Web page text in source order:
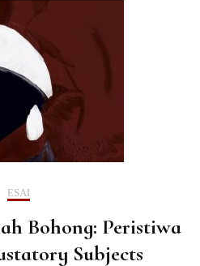
ESAI
Bohong: Peristiwa
Subjects